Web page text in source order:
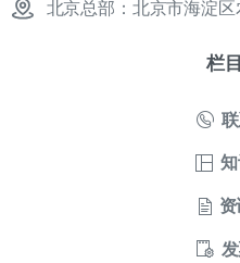
北京总部：北京市海淀
栏